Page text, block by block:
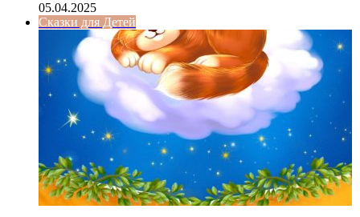
05.04.2025
Сказки для Детей